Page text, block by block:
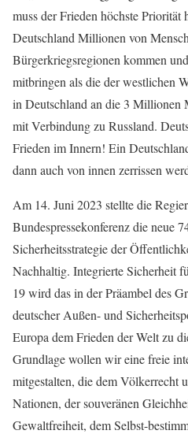
muss der Frieden höchste Priorität
Deutschland Millionen von
Bürgerkriegsregionen kommen
mitbringen als die der westlichen
in Deutschland an die 3 Millionen
mit Verbindung zu Russland.
Frieden im Innern! Ein
dann auch von innen zerrissen
Am 14. Juni 2023 stellte die
Bundespressekonferenz die neue
Sicherheitsstrategie der
Nachhaltig. Integrierte Sicherheit
19 wird das in der Präambel des
deutscher Außen- und
Europa dem Frieden der Welt zu
Grundlage wollen wir eine freie
mitgestalten, die dem Völkerrecht
Nationen, der souveränen
Gewaltfreiheit, dem Selbst-